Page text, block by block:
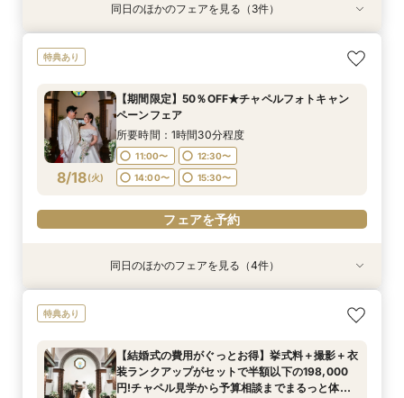
8/17(月)
【期間限定】50％OFF★チャペルフォトキャン
11:00〜
14:00〜
15:30〜
フェアを予約
8/17(月)
【挙式＋会食が5万円OFF！】費用を抑えて叶え
11:00〜
14:00〜
15:30〜
フェアを予約
8/17(月)
【結婚式の費用がぐっとお得】挙式料＋撮影＋衣
BIGフェア
所要時間：1時間30分程度
14:00〜
15:30〜
フェアを予約
同日のほかのフェアを見る（3件）
特典あり
8/18(火)
【期間限定】50％OFF★チャペルフォトキャン
ペーンフェア
所要時間：1時間30分程度
11:00〜
12:30〜
14:00〜
15:30〜
フェアを予約
8/18(火)
【挙式＋会食が5万円OFF！】費用を抑えて叶え
11:00〜
12:30〜
14:00〜
15:30〜
8/18(火)
【 スマホで気軽に参加】 自宅でオンライン相談
11:00〜
12:30〜
14:00〜
15:30〜
8/18(火)
11:00〜
12:30〜
14:00〜
15:30〜
8/18(火)
【結婚式の費用がぐっとお得】挙式料＋撮影＋衣
BIGフェア
所要時間：1時間30分程度
11:00〜
12:30〜
同日のほかのフェアを見る（4件）
特典あり
【結婚式の費用がぐっとお得】挙式料＋撮影＋衣
装ランクアップがセットで半額以下の198,000
円!チャペル見学から予算相談までまるっと体験